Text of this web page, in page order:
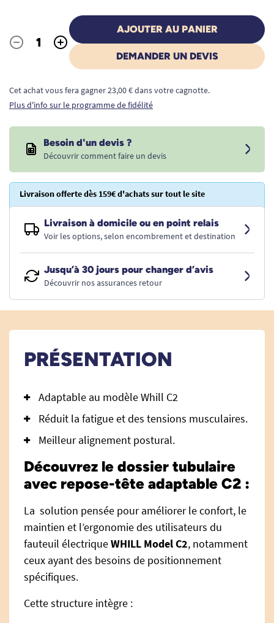
Quantité
- +
AJOUTER AU PANIER
DEMANDER UN DEVIS
Cet achat vous fera gagner 23,00 € dans votre cagnotte.
Plus d'info sur le programme de fidélité
Besoin d'un devis ?
Découvrir comment faire un devis
Livraison offerte dès 159€ d'achats sur tout le site
Livraison à domicile ou en point relais
Voir les options, selon encombrement et destination
Jusqu’à 30 jours pour changer d’avis
Découvrir nos assurances retour
PRÉSENTATION
Adaptable au modèle Whill C2
Réduit la fatigue et des tensions musculaires.
Meilleur alignement postural.
Découvrez le dossier tubulaire
avec repose-tête adaptable C2 :
La solution pensée pour améliorer le confort, le
maintien et l’ergonomie des utilisateurs du
fauteuil électriqueWHILL Model C2, notamment
ceux ayant des besoins de positionnement
spécifiques.
Cette structure intègre :